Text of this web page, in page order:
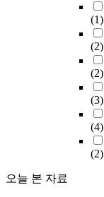
(1)
(2)
(2)
(3)
(4)
(2)
오늘 본 자료